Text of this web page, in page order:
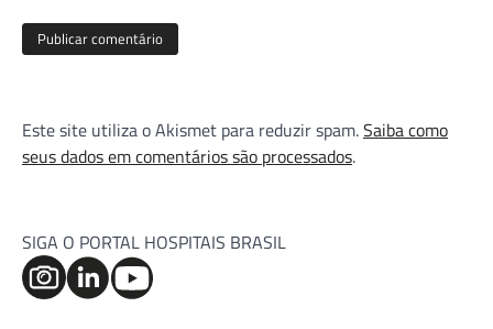
Este site utiliza o Akismet para reduzir spam.Saiba como
seus dados em comentários são processados.
SIGA O PORTAL HOSPITAIS BRASIL